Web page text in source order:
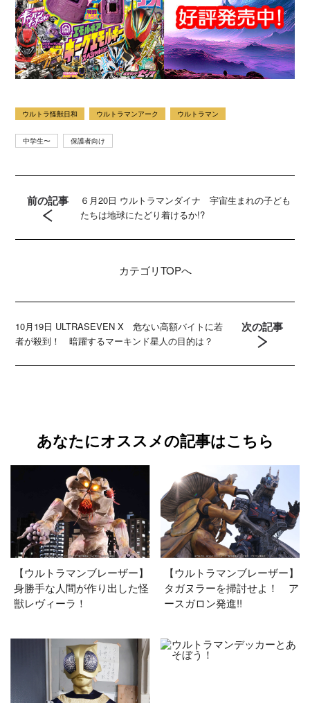
ウルトラ怪獣日和 ウルトラマンアーク ウルトラマン
中学生〜 保護者向け
前の記事
６月20日 ウルトラマンダイナ 宇宙生まれの子ども
たちは地球にたどり着けるか!?
カテゴリTOPへ
10月19日 ULTRASEVEN X 危ない高額バイトに若
者が殺到！ 暗躍するマーキンド星人の目的は？
次の記事
あなたにオススメの記事はこちら
【ウルトラマンブレーザー】
身勝手な人間が作り出した怪
獣レヴィーラ！
【ウルトラマンブレーザー】
タガヌラーを掃討せよ！ ア
ースガロン発進!!